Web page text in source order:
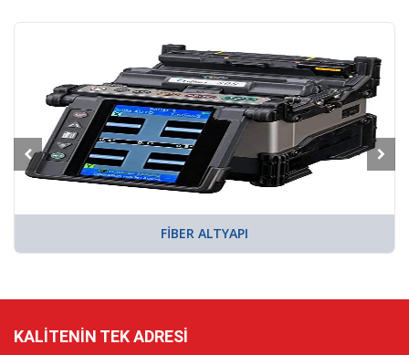
FIBER ALTYAPI
KALITENIN TEK ADRESI